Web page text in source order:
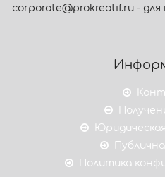
corporate@prokreatif.ru -
Политика